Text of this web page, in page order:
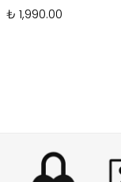
₺ 1,990.00